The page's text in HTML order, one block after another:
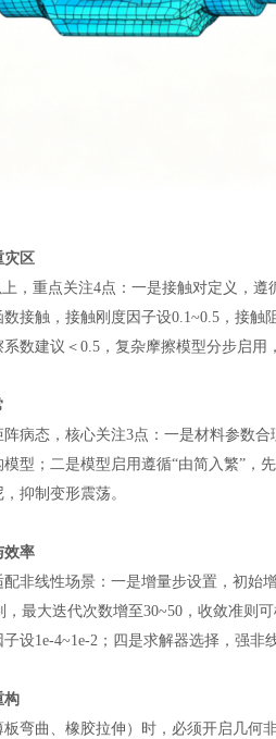
灾区
上，重点关注4点：一是接触对定义，
接触，接触刚度因子设0.1~0.5，接
数建议＜0.5，复杂摩擦模型分步启用
病态，核心关注3点：一是材料参数
型；二是模型启用遵循“由简入繁”
抑制变形震荡。
效率
非线性场景：一是增量步设置，初始
，最大迭代次数增至30~50，收敛准
设1e-4~1e-2；四是求解器选择，强
构
弯曲、橡胶拉伸）时，必须开启几何